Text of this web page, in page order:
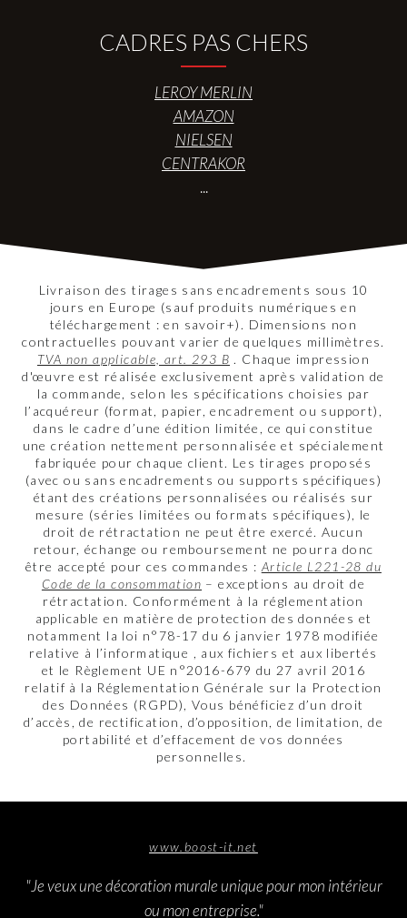
CADRES PAS CHERS
LEROY MERLIN
AMAZON
NIELSEN
CENTRAKOR
...
Livraison des tirages sans encadrements sous 10
jours en Europe (sauf produits numériques en
téléchargement : en savoir+). Dimensions non
contractuelles pouvant varier de quelques millimètres.
TVA non applicable, art. 293 B . Chaque impression
d'œuvre est réalisée exclusivement après validation de
la commande, selon les spécifications choisies par
l’acquéreur (format, papier, encadrement ou support),
dans le cadre d’une édition limitée, ce qui constitue
une création nettement personnalisée et spécialement
fabriquée pour chaque client. Les tirages proposés
(avec ou sans encadrements ou supports spécifiques)
étant des créations personnalisées ou réalisés sur
mesure (séries limitées ou formats spécifiques), le
droit de rétractation ne peut être exercé. Aucun
retour, échange ou remboursement ne pourra donc
être accepté pour ces commandes : Article L221-28 du
Code de la consommation – exceptions au droit de
rétractation. Conformément à la réglementation
applicable en matière de protection des données et
notamment la loi n°78-17 du 6 janvier 1978 modifiée
relative à l’informatique , aux fichiers et aux libertés
et le Règlement UE n°2016-679 du 27 avril 2016
relatif à la Réglementation Générale sur la Protection
des Données (RGPD), Vous bénéficiez d’un droit
d’accès, de rectification, d’opposition, de limitation, de
portabilité et d’effacement de vos données
personnelles.
www.boost-it.net
"Je veux une décoration murale unique pour mon intérieur
ou mon entreprise."